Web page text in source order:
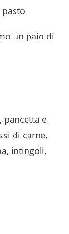
un paio di
pancetta e
di carne,
intingoli,